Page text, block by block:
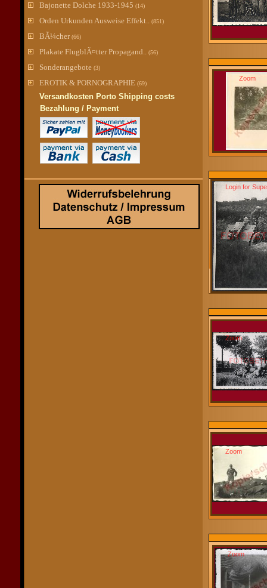
Bajonette Dolche 1933-1945 (14)
Orden Urkunden Ausweise Effekt.. (851)
BÃ¼cher (66)
Plakate FlugblÃ¤tter Propagand.. (56)
Sonderangebote (3)
EROTIK & PORNOGRAPHIE (69)
Versandkosten Porto Shipping costs
Bezahlung / Payment
Zoom
Login for
Zoom
Zoom
Zoom